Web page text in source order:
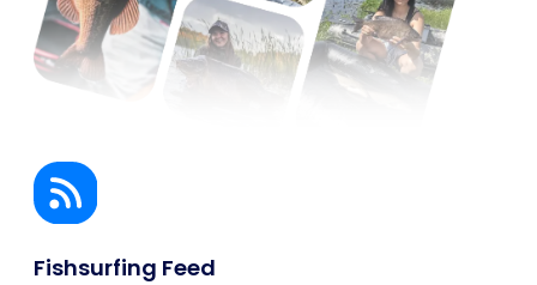
О приложении
Business
Fishsurfing Feed